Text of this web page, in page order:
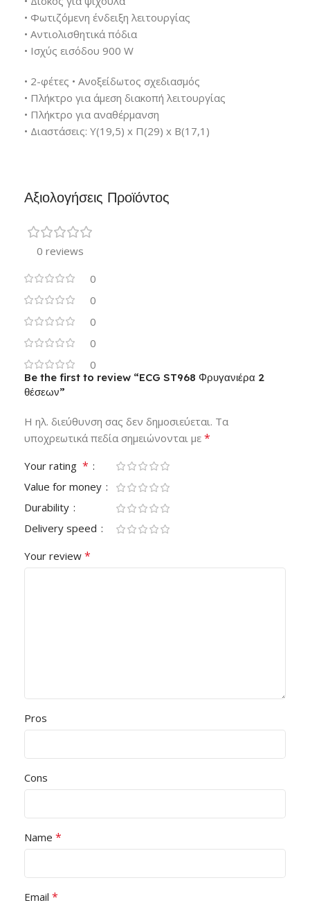
• Φωτιζόμενη ένδειξη λειτουργίας
• Αντιολισθητικά πόδια
• Ισχύς εισόδου 900 W
• 2-φέτες • Ανοξείδωτος σχεδιασμός
• Πλήκτρο για άμεση διακοπή λειτουργίας
• Πλήκτρο για αναθέρμανση
• Διαστάσεις: Υ(19,5) x Π(29) x Β(17,1)
Αξιολογήσεις Προϊόντος
0 reviews
0
0
0
0
0
Be the first to review “ECG ST968 Φρυγανιέρα 2
θέσεων”
Η ηλ. διεύθυνση σας δεν δημοσιεύεται. Τα
υποχρεωτικά πεδία σημειώνονται με *
Your rating *
Value for money
Durability
Delivery speed
Your review *
Pros
Cons
Name *
Email *